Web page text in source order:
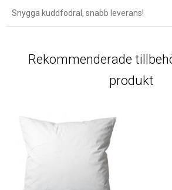
Snygga kuddfodral, snabb leverans!
Rekommenderade
produkt